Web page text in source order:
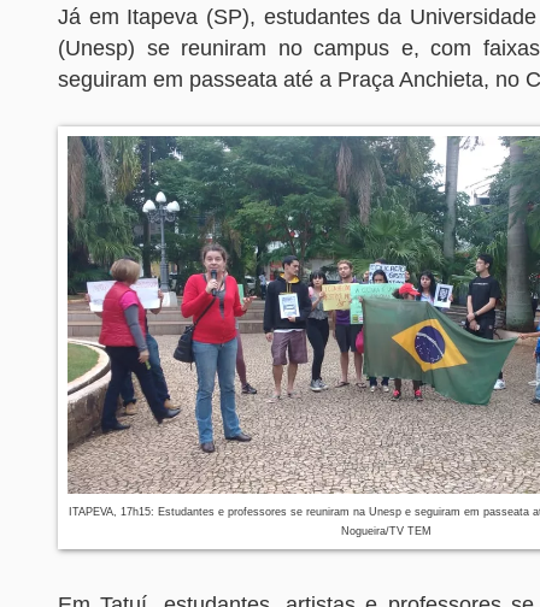
Já em Itapeva (SP), estudantes da
(Unesp) se reuniram no campus e, com
seguiram em passeata até a Praça Anchieta, no
ITAPEVA, 17h15: Estudantes e professores se reuniram na Unesp e seguiram em
Nogueira/TV TEM